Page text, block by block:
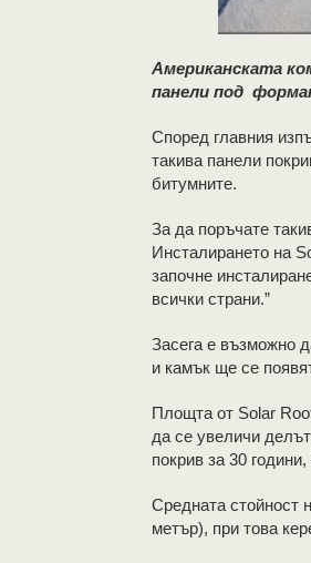
Американската
панели под
Според главния
такива панели
битумните.
За да поръчате
Инсталирането на
започне
всички страни.”
Засега е възможно
и камък ще се
Площта от Solar
да се увеличи
покрив за 30
Средната стойност
метър), при това